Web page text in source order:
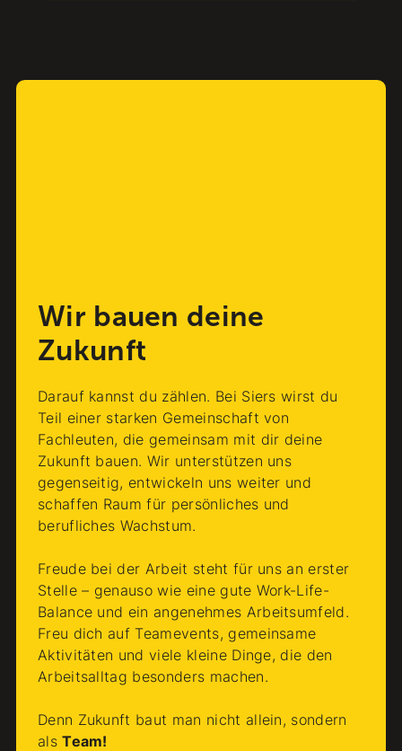
Wir bauen deine
Zukunft
Darauf kannst du zählen. Bei Siers wirst du
Teil einer starken Gemeinschaft von
Fachleuten, die gemeinsam mit dir deine
Zukunft bauen. Wir unterstützen uns
gegenseitig, entwickeln uns weiter und
schaffen Raum für persönliches und
berufliches Wachstum.
Freude bei der Arbeit steht für uns an erster
Stelle – genauso wie eine gute Work-Life-
Balance und ein angenehmes Arbeitsumfeld.
Freu dich auf Teamevents, gemeinsame
Aktivitäten und viele kleine Dinge, die den
Arbeitsalltag besonders machen.
Denn Zukunft baut man nicht allein, sondern
alsTeam!